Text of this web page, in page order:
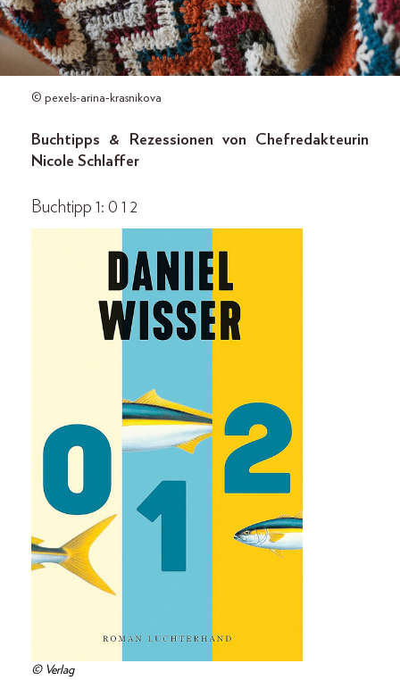
© pexels-arina-krasnikova
Buchtipps & Rezessionen von Chefredakteurin
Nicole Schlaffer
Buchtipp 1: 0 1 2
© Verlag